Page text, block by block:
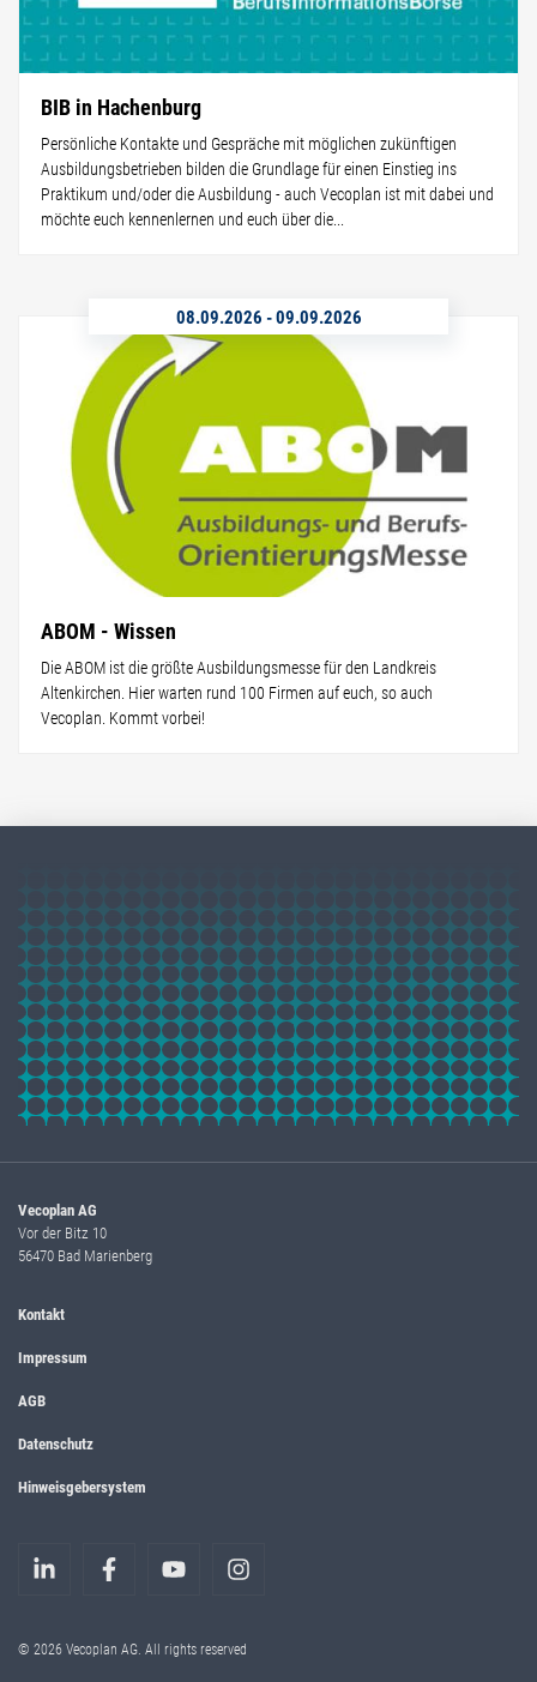
BIB in Hachenburg
Persönliche Kontakte und Gespräche mit möglichen zukünftigen
Ausbildungsbetrieben bilden die Grundlage für einen Einstieg ins
Praktikum und/oder die Ausbildung - auch Vecoplan ist mit dabei und
möchte euch kennenlernen und euch über die...
08.09.2026 -09.09.2026
ABOM - Wissen
Die ABOM ist die größte Ausbildungsmesse für den Landkreis
Altenkirchen. Hier warten rund 100 Firmen auf euch, so auch
Vecoplan. Kommt vorbei!
Vecoplan AG
Vor der Bitz 10
56470 Bad Marienberg
Kontakt
Impressum
AGB
Datenschutz
Hinweisgebersystem
© 2026 Vecoplan AG. All rights reserved